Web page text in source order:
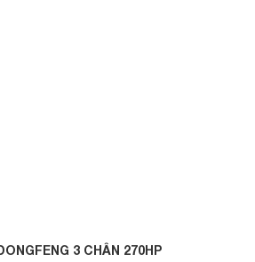
3 CHÂN 270HP